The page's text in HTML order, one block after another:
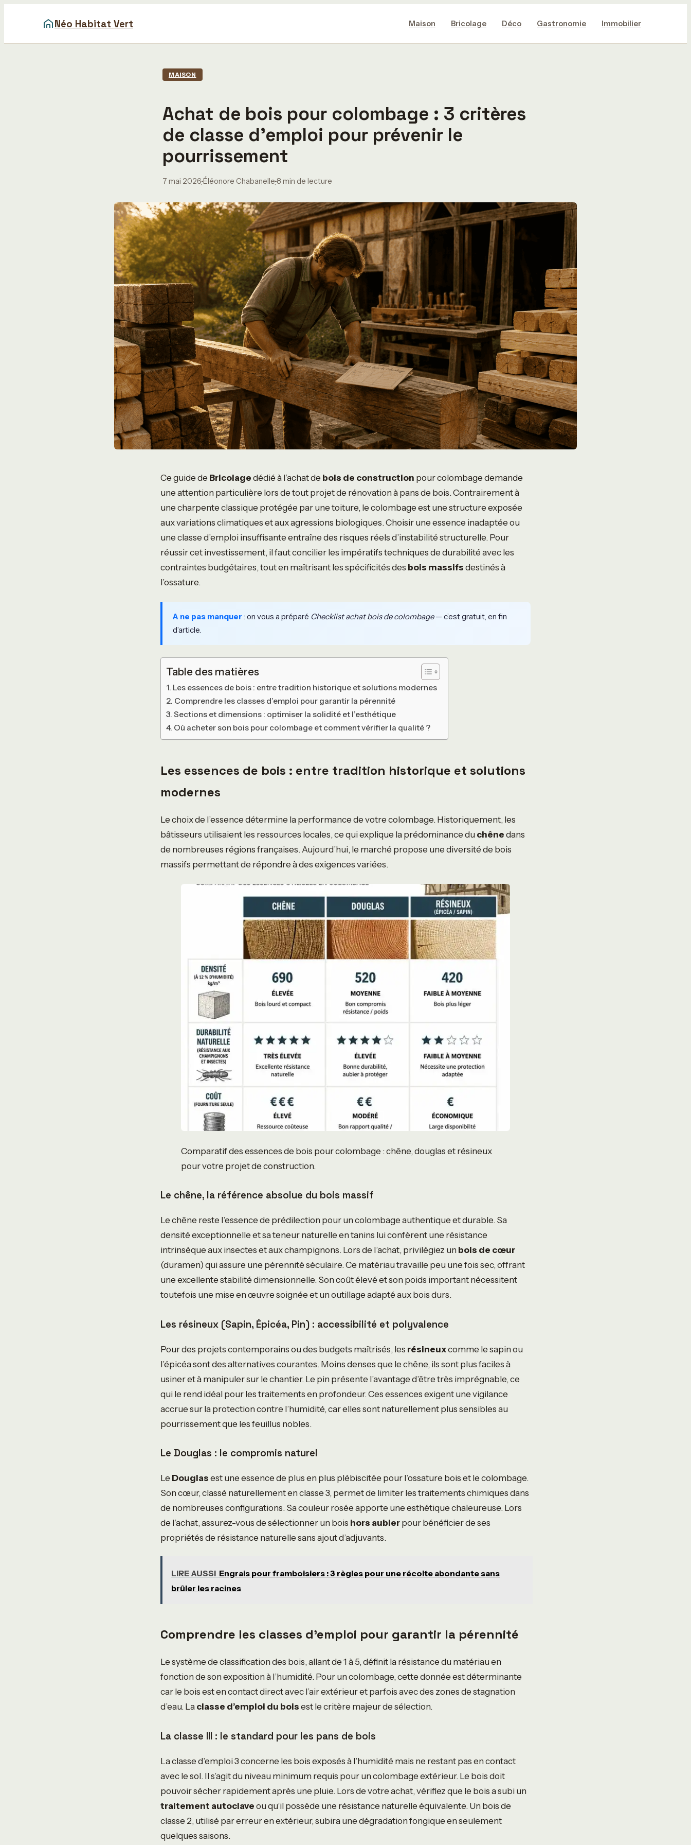
Néo Habitat Vert Maison Bricolage Déco Gastronomie Immobilier
MAISON
Achat de bois pour colombage : 3 critères
de classe d’emploi pour prévenir le
pourrissement
7 mai 2026·Éléonore Chabanelle·8 min de lecture
Ce guide de Bricolagedédié à l’achat de bois de construction pour colombage demande
une attention particulière lors de tout projet de rénovation à pans de bois. Contrairement à
une charpente classique protégée par une toiture, le colombage est une structure exposée
aux variations climatiques et aux agressions biologiques. Choisir une essence inadaptée ou
une classe d’emploi insuffisante entraîne des risques réels d’instabilité structurelle. Pour
réussir cet investissement, il faut concilier les impératifs techniques de durabilité avec les
contraintes budgétaires, tout en maîtrisant les spécificités des bois massifsdestinés à
l’ossature.
A ne pas manquer : on vous a préparé Checklist achat bois de colombage— c’est gratuit, en fin
d’article.
Table des matières
Les essences de bois : entre tradition historique et solutions modernes
Comprendre les classes d’emploi pour garantir la pérennité
Sections et dimensions : optimiser la solidité et l’esthétique
Où acheter son bois pour colombage et comment vérifier la qualité ?
Les essences de bois : entre tradition historique et solutions
modernes
Le choix de l’essence détermine la performance de votre colombage. Historiquement, les
bâtisseurs utilisaient les ressources locales, ce qui explique la prédominance duchênedans
de nombreuses régions françaises. Aujourd’hui, le marché propose une diversité de bois
massifs permettant de répondre à des exigences variées.
Comparatif des essences de bois pour colombage : chêne, douglas et résineux
pour votre projet de construction.
Le chêne, la référence absolue du bois massif
Le chêne reste l’essence de prédilection pour un colombage authentique et durable. Sa
densité exceptionnelle et sa teneur naturelle en tanins lui confèrent une résistance
intrinsèque aux insectes et aux champignons. Lors de l’achat, privilégiez unbois de cœur
(duramen) qui assure une pérennité séculaire. Ce matériau travaille peu une fois sec, offrant
une excellente stabilité dimensionnelle. Son coût élevé et son poids important nécessitent
toutefois une mise en œuvre soignée et un outillage adapté aux bois durs.
Les résineux (Sapin, Épicéa, Pin) : accessibilité et polyvalence
Pour des projets contemporains ou des budgets maîtrisés, les résineuxcomme le sapin ou
l’épicéa sont des alternatives courantes. Moins denses que le chêne, ils sont plus faciles à
usiner et à manipuler sur le chantier. Le pin présente l’avantage d’être très imprégnable, ce
qui le rend idéal pour les traitements en profondeur. Ces essences exigent une vigilance
accrue sur la protection contre l’humidité, car elles sont naturellement plus sensibles au
pourrissement que les feuillus nobles.
Le Douglas : le compromis naturel
Le Douglasest une essence de plus en plus plébiscitée pour l’ossature bois et le colombage.
Son cœur, classé naturellement en classe 3, permet de limiter les traitements chimiques dans
de nombreuses configurations. Sa couleur rosée apporte une esthétique chaleureuse. Lors
de l’achat, assurez-vous de sélectionner un bois hors aubierpour bénéficier de ses
propriétés de résistance naturelle sans ajout d’adjuvants.
LIRE AUSSI Engrais pour framboisiers : 3 règles pour une récolte abondante sans
brûler les racines
Comprendre les classes d’emploi pour garantir la pérennité
Le système de classification des bois, allant de 1 à 5, définit la résistance du matériau en
fonction de son exposition à l’humidité. Pour un colombage, cette donnée est déterminante
car le bois est en contact direct avec l’air extérieur et parfois avec des zones de stagnation
d’eau. Laclasse d’emploi du boisest le critère majeur de sélection.
La classe III : le standard pour les pans de bois
La classe d’emploi 3 concerne les bois exposés à l’humidité mais ne restant pas en contact
avec le sol. Il s’agit du niveau minimum requis pour un colombage extérieur. Le bois doit
pouvoir sécher rapidement après une pluie. Lors de votre achat, vérifiez que le bois a subi un
traitement autoclaveou qu’il possède une résistance naturelle équivalente. Un bois de
classe 2, utilisé par erreur en extérieur, subira une dégradation fongique en seulement
quelques saisons.